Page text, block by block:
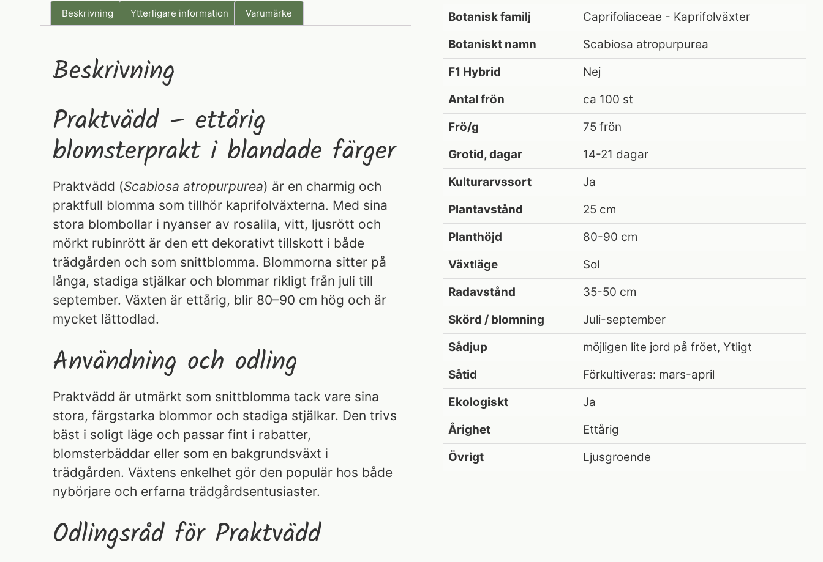
Beskrivning Ytterligare information Varumärke
Beskrivning
Praktvädd – ettårig
blomsterprakt i blandade färger
Praktvädd (Scabiosa atropurpurea) är en charmig och
praktfull blomma som tillhör kaprifolväxterna. Med sina
stora blombollar i nyanser av rosalila, vitt, ljusrött och
mörkt rubinrött är den ett dekorativt tillskott i både
trädgården och som snittblomma. Blommorna sitter på
långa, stadiga stjälkar och blommar rikligt från juli till
september. Växten är ettårig, blir 80–90 cm hög och är
mycket lättodlad.
Användning och odling
Praktvädd är utmärkt som snittblomma tack vare sina
stora, färgstarka blommor och stadiga stjälkar. Den trivs
bäst i soligt läge och passar fint i rabatter,
blomsterbäddar eller som en bakgrundsväxt i
trädgården. Växtens enkelhet gör den populär hos både
nybörjare och erfarna trädgårdsentusiaster.
Odlingsråd för Praktvädd
Botanisk familj
Caprifoliaceae - Kaprifolväxter
Botaniskt namn
Scabiosa atropurpurea
F1 Hybrid
Nej
Antal frön
ca 100 st
Frö/g
75 frön
Grotid, dagar
14-21 dagar
Kulturarvssort
Ja
Plantavstånd
25 cm
Planthöjd
80-90 cm
Växtläge
Sol
Radavstånd
35-50 cm
Skörd / blomning
Juli-september
Sådjup
möjligen lite jord på fröet, Ytligt
Såtid
Förkultiveras: mars-april
Ekologiskt
Ja
Årighet
Ettårig
Övrigt
Ljusgroende